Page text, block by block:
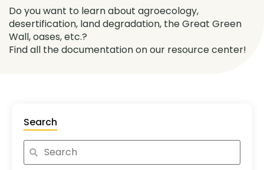
Do you want to learn about agroecology,
desertification, land degradation, the Great Green
Wall, oases, etc.?
Find all the documentation on our resource center!
Search